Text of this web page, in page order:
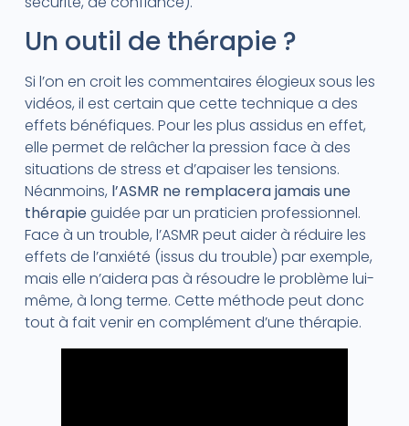
Un outil de thérapie ?
Si l’on en croit les commentaires élogieux sous les
vidéos, il est certain que cette technique a des
effets bénéfiques. Pour les plus assidus en effet,
elle permet de relâcher la pression face à des
situations de stress et d’apaiser les tensions.
Néanmoins, l’ASMR ne remplacera jamais une
thérapieguidée par un praticien professionnel.
Face à un trouble, l’ASMR peut aider à réduire les
effets de l’anxiété (issus du trouble) par exemple,
mais elle n’aidera pas à résoudre le problème lui-
même, à long terme. Cette méthode peut donc
tout à fait venir en complément d’une thérapie.